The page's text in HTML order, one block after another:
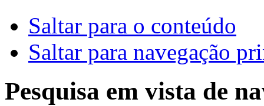
Saltar para o conteúdo
Saltar para navegação
Pesquisa em vista de